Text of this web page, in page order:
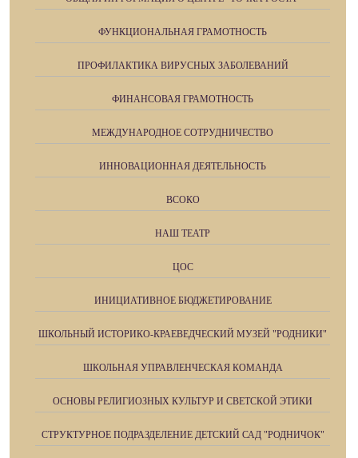
ФУНКЦИОНАЛЬНАЯ ГРАМОТНОСТЬ
ПРОФИЛАКТИКА ВИРУСНЫХ ЗАБОЛЕВАНИЙ
ФИНАНСОВАЯ ГРАМОТНОСТЬ
МЕЖДУНАРОДНОЕ СОТРУДНИЧЕСТВО
ИННОВАЦИОННАЯ ДЕЯТЕЛЬНОСТЬ
ВСОКО
НАШ ТЕАТР
ЦОС
ИНИЦИАТИВНОЕ БЮДЖЕТИРОВАНИЕ
ШКОЛЬНЫЙ ИСТОРИКО-КРАЕВЕДЧЕСКИЙ МУЗЕЙ "РОДНИКИ"
ШКОЛЬНАЯ УПРАВЛЕНЧЕСКАЯ КОМАНДА
ОСНОВЫ РЕЛИГИОЗНЫХ КУЛЬТУР И СВЕТСКОЙ ЭТИКИ
СТРУКТУРНОЕ ПОДРАЗДЕЛЕНИЕ ДЕТСКИЙ САД "РОДНИЧОК"